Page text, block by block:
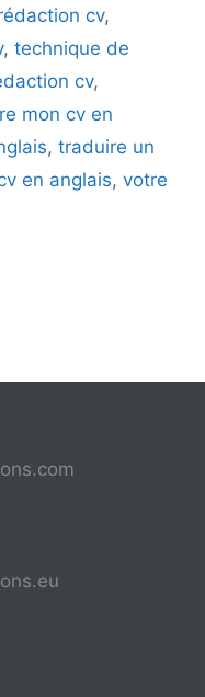
cv,
, technique de
cv,
mon cv en
, traduire un
en anglais, votre